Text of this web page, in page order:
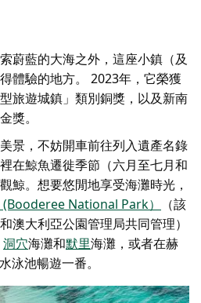
蔚藍的大海之外，這座小鎮（及
體驗的地方。 2023年，它榮獲
旅遊城鎮」類別銅獎，以及新南
獎。
景，不妨開車前往列入遺產名錄
在鯨魚遷徙季節（六月至七月和
鯨。想要悠閒地享受海灘時光，
National Park）
（該
澳大利亞公園管理局共同管理）
洞穴海灘和默里海灘，或者在赫
泳池暢遊一番。